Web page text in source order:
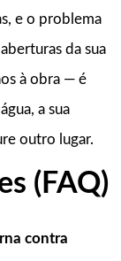
e o problema
da sua
à obra — é
a sua
outro lugar.
(FAQ)
contra